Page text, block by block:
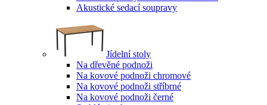
Akustické sedací soupravy
Jídelní stoly
Na dřevěné podnoži
Na kovové podnoži chromové
Na kovové podnoži stříbrné
Na kovové podnoži černé